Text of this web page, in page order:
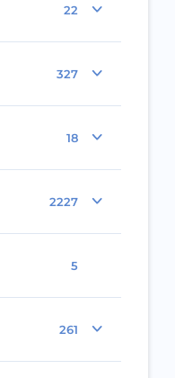
22
327
18
2227
5
261